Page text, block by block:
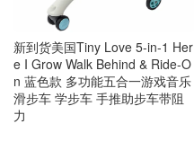
新到货美国Tiny Love 5-in-1 Her
e I Grow Walk Behind & Ride-O
n 蓝色款 多功能五合一游戏音乐
滑步车 学步车 手推助步车带阻
力